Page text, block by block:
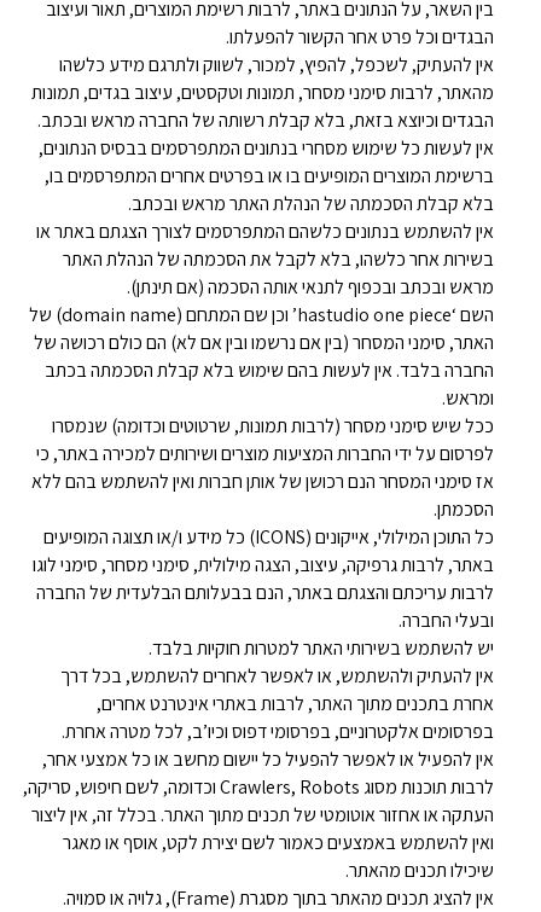
בין השאר, על הנתונים באתר, לרבות רשימת המוצרים, תאור ועיצוב
הבגדים וכל פרט אחר הקשור להפעלתו.
אין להעתיק, לשכפל, להפיץ, למכור, לשווק ולתרגם מידע כלשהו
מהאתר, לרבות סימני מסחר, תמונות וטקסטים, עיצוב בגדים, תמונות
הבגדים וכיוצא בזאת, בלא קבלת רשותה של החברה מראש ובכתב.
אין לעשות כל שימוש מסחרי בנתונים המתפרסמים בבסיס הנתונים,
ברשימת המוצרים המופיעים בו או בפרטים אחרים המתפרסמים בו,
בלא קבלת הסכמתה של הנהלת האתר מראש ובכתב.
אין להשתמש בנתונים כלשהם המתפרסמים לצורך הצגתם באתר או
בשירות אחר כלשהו, בלא לקבל את הסכמתה של הנהלת האתר
מראש ובכתב ובכפוף לתנאי אותה הסכמה (אם תינתן).
השם ‘hastudio one piece’ וכן שם המתחם (domain name) של
האתר, סימני המסחר (בין אם נרשמו ובין אם לא) הם כולם רכושה של
החברה בלבד. אין לעשות בהם שימוש בלא קבלת הסכמתה בכתב
ומראש.
ככל שיש סימני מסחר (לרבות תמונות, שרטוטים וכדומה) שנמסרו
לפרסום על ידי החברות המציעות מוצרים ושירותים למכירה באתר, כי
אז סימני המסחר הנם רכושן של אותן חברות ואין להשתמש בהם ללא
הסכמתן.
כל התוכן המילולי, אייקונים (ICONS) כל מידע ו/או תצוגה המופיעים
באתר, לרבות גרפיקה, עיצוב, הצגה מילולית, סימני מסחר, סימני לוגו
לרבות עריכתם והצגתם באתר, הנם בבעלותם הבלעדית של החברה
ובעלי החברה.
יש להשתמש בשירותי האתר למטרות חוקיות בלבד.
אין להעתיק ולהשתמש, או לאפשר לאחרים להשתמש, בכל דרך
אחרת בתכנים מתוך האתר, לרבות באתרי אינטרנט אחרים,
בפרסומים אלקטרוניים, בפרסומי דפוס וכיו’ב, לכל מטרה אחרת.
אין להפעיל או לאפשר להפעיל כל יישום מחשב או כל אמצעי אחר,
לרבות תוכנות מסוג Crawlers, Robots וכדומה, לשם חיפוש, סריקה,
העתקה או אחזור אוטומטי של תכנים מתוך האתר. בכלל זה, אין ליצור
ואין להשתמש באמצעים כאמור לשם יצירת לקט, אוסף או מאגר
שיכילו תכנים מהאתר.
אין להציג תכנים מהאתר בתוך מסגרת (Frame), גלויה או סמויה.